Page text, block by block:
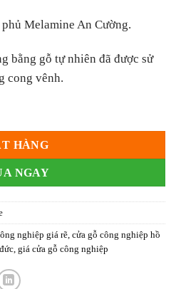
Melamine An Cường.
bằng gỗ tự nhiên đã được sử
cong vênh.
HÀNG
NGAY
nghiệp giá rẽ cửa gỗ công nghiệp hồ
giá cửa gỗ công nghiệp